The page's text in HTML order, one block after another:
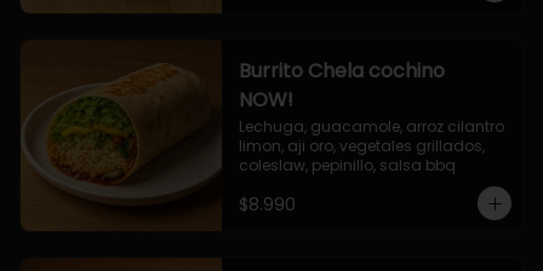
Burrito Chela cochino
NOW!
Lechuga, guacamole, arroz cilantro
limon, aji oro, vegetales grillados,
coleslaw, pepinillo, salsa bbq
$8.990